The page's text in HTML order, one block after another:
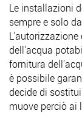
Le installazioni
sempre e solo
dell’acqua
fornitura
è possibile
decide di
muove perciò ai